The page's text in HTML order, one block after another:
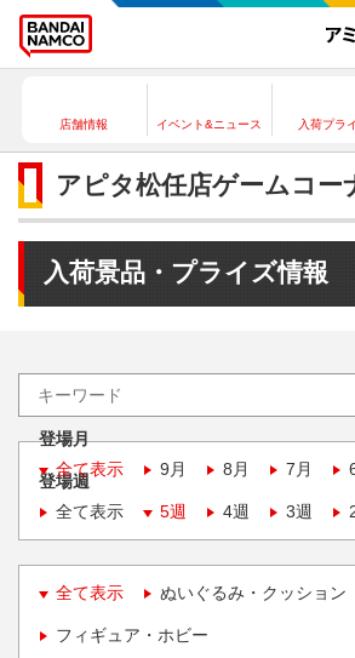
店舗情報 イベント&ニュース 入荷プラ
アピタ松任店ゲームコー
入荷景品・プライズ情報
登場月
全て表示
9月 8月 7月
登場週
全て表示
5週 4週 3週
全て表示 ぬいぐるみ・クッション
フィギュア・ホビー